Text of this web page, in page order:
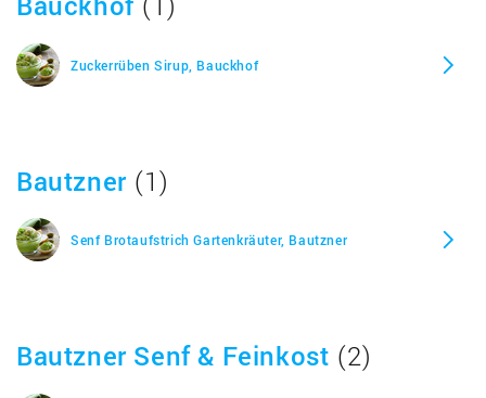
Zwiebel Schmalz, vegetarisch, Alnatura
Zuckerrüben Sirup, Bauckhof
Bautzner (1)
Senf Brotaufstrich Gartenkräuter, Bautzner
Bautzner Senf & Feinkost (2)